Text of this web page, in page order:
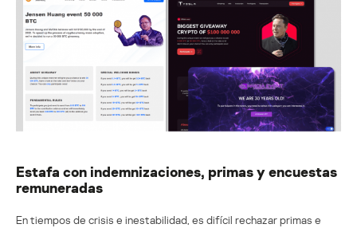
Estafa con indemnizaciones, primas y encuestas
remuneradas
En tiempos de crisis e inestabilidad, es difícil rechazar primas e